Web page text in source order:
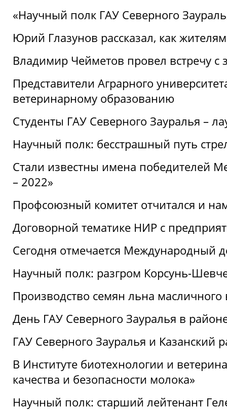
«Научный полк ГАУ Северного
Юрий Глазунов рассказал, как
Владимир Чейметов провел встречу
Представители Аграрного
ветеринарному образованию
Студенты ГАУ Северного Зауралья –
Научный полк: бесстрашный путь
Стали известны имена победителей
– 2022»
Профсоюзный комитет отчитался и
Договорной тематике НИР с
Сегодня отмечается Международный
Научный полк: разгром Корсунь-
Производство семян льна
День ГАУ Северного Зауралья в
ГАУ Северного Зауралья и Казанский
В Институте биотехнологии и
качества и безопасности молока»
Научный полк: старший лейтенант